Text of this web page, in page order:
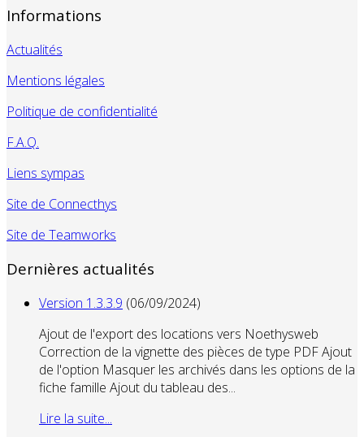
Informations
Actualités
Mentions légales
Politique de confidentialité
F.A.Q.
Liens sympas
Site de Connecthys
Site de Teamworks
Dernières actualités
Version 1.3.3.9 (06/09/2024)
Ajout de l'export des locations vers Noethysweb
Correction de la vignette des pièces de type PDF Ajout
de l'option Masquer les archivés dans les options de la
fiche famille Ajout du tableau des...
Lire la suite...